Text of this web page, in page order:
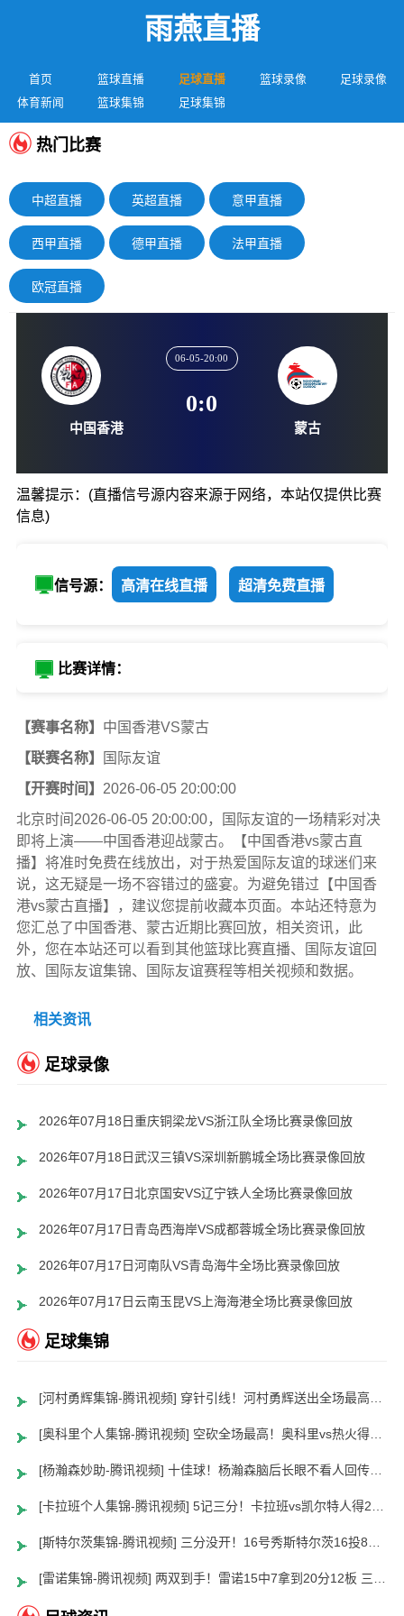
雨燕直播
首页 篮球直播 足球直播 篮球录像
足球录像
体育新闻
篮球集锦 足球集锦
热门比赛
中超直播 英超直播 意甲直播
西甲直播 德甲直播 法甲直播
欧冠直播
0:0
温馨提示：(直播信号源内容来源于网络，本站仅提供比赛
信息)
信号源： 高清在线直播 超清免费直播
比赛详情：
【赛事名称】 中国香港VS蒙古
【联赛名称】
国际友谊
【开赛时间】 2026-06-05 20:00:00
北京时间2026-06-05 20:00:00，国际友谊的一场精彩对决
即将上演——中国香港迎战蒙古。【中国香港vs蒙古直
播】将准时免费在线放出，对于热爱国际友谊的球迷们来
说，这无疑是一场不容错过的盛宴。为避免错过【中国香
港vs蒙古直播】，建议您提前收藏本页面。本站还特意为
您汇总了中国香港、蒙古近期比赛回放，相关资讯，此
外，您在本站还可以看到其他篮球比赛直播、国际友谊回
放、国际友谊集锦、国际友谊赛程等相关视频和数据。
相关资讯
足球录像
2026年07月18日重庆铜梁龙VS浙江队全场比赛录像回放
2026年07月18日武汉三镇VS深圳新鹏城全场比赛录像回放
2026年07月17日北京国安VS辽宁铁人全场比赛录像回放
2026年07月17日青岛西海岸VS成都蓉城全场比赛录像回放
2026年07月17日河南队VS青岛海牛全场比赛录像回放
2026年07月17日云南玉昆VS上海海港全场比赛录像回放
足球集锦
[河村勇辉集锦-腾讯视频] 穿针引线！河村勇辉送出全场最高12助攻 8中2拿到5分5板
[奥科里个人集锦-腾讯视频] 空砍全场最高！奥科里vs热火得27分4板
[杨瀚森妙助-腾讯视频] 十佳球！杨瀚森脑后长眼不看人回传助队友暴扣
[卡拉班个人集锦-腾讯视频] 5记三分！卡拉班vs凯尔特人得21+8
[斯特尔茨集锦-腾讯视频] 三分没开！16号秀斯特尔茨16投8中&三分8中2得到22分2板6助
[雷诺集锦-腾讯视频] 两双到手！雷诺15中7拿到20分12板 三分5中2